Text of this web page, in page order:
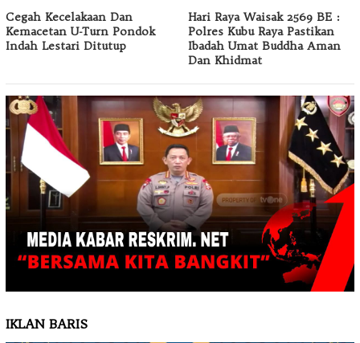
Cegah Kecelakaan Dan
Kemacetan U-Turn Pondok
Indah Lestari Ditutup
Hari Raya Waisak 2569 BE :
Polres Kubu Raya Pastikan
Ibadah Umat Buddha Aman
Dan Khidmat
IKLAN BARIS